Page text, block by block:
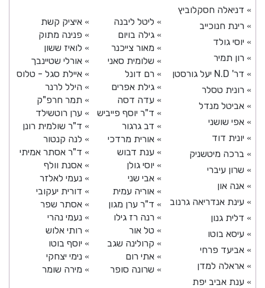
» דניאלה חסקלוביץ
» רינת חנוכייב
» יוסי גולד
» רון תמיר
» דר' N.D יעל גורסטן
» רונית טסלר
» אביטל מנדל
» אפי שושני
» יונית דוד
» ברכה מיטשניק
» שרון עיברי
» אנה און
» עינת אנדריאה גרנוב
» דלית גנון
» עיסא בוטו
» אביעד פרחי
» אראלה למדן
» ענת אביב יפת
» ליטל ליבנה
» גילה בויום
» מאור צייכנר
» שלומית סאני
» רם דונל
» גילת אפרים
» עדה דסה
» ד"ר יוסף פייביש
» דב גרגור
» אורית מרדכי
» ענת דבוש
» יוסי גולן
» אבי שני
» אוריה עמית
» ד"ר ערן מגון
» רנה רז גילו
» טל אור
» קרולינה שגב
» אתי רום
» שרונה סופר
» איציק קשת
» פנינה מתוק
» לואיז ששון
» אורלי שטיינבך
» איילת סגל - טלוס
» הילל לרנר
» תמר חרפ"ק
» ערן רוטשילד
» ד"ר שולמית רונן
» לנה קנטור
» ד"ר אסתר אמיתי
» אסנת וולף
» נעמי לאלזר
» דורית יעקובי
» אסתר שפר
» נעמי נהרי
» רותי אלוש
» יוסף בוטו
» נימי יצחקי
» מירה שומר